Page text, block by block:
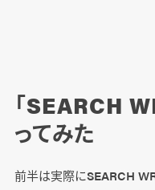
「SEARCH
ってみた
前半は実際にSEARCH